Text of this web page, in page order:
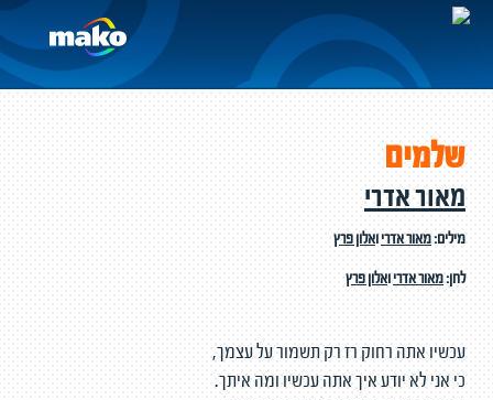
שלמים
מאור אדרי
מילים:מאור אדריואלון פרץ
לחן:מאור אדריואלון פרץ
עכשיו אתה רחוק רז רק תשמור על עצמך,
כי אני לא יודע איך אתה עכשיו ומה איתך.